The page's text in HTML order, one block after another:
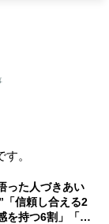
。
った人づきあい
「信頼し合える2
を持つ6割」「ま